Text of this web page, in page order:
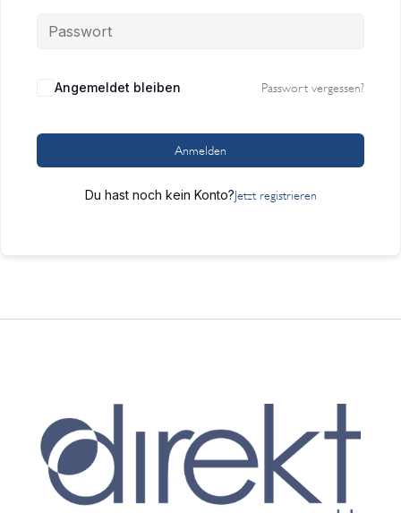
Angemeldet bleiben Passwort vergessen?
Anmelden
Du hast noch kein Konto?Jetzt registrieren